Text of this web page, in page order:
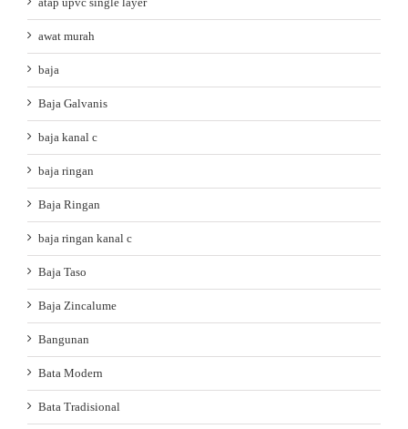
awat murah
baja
Baja Galvanis
baja kanal c
baja ringan
Baja Ringan
baja ringan kanal c
Baja Taso
Baja Zincalume
Bangunan
Bata Modern
Bata Tradisional